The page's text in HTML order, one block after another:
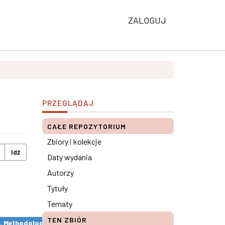
ZALOGUJ
Idź
remarks ×
PRZEGLĄDAJ
CAŁE REPOZYTORIUM
Zbiory i kolekcje
Daty wydania
Autorzy
Tytuły
Tematy
TEN ZBIÓR